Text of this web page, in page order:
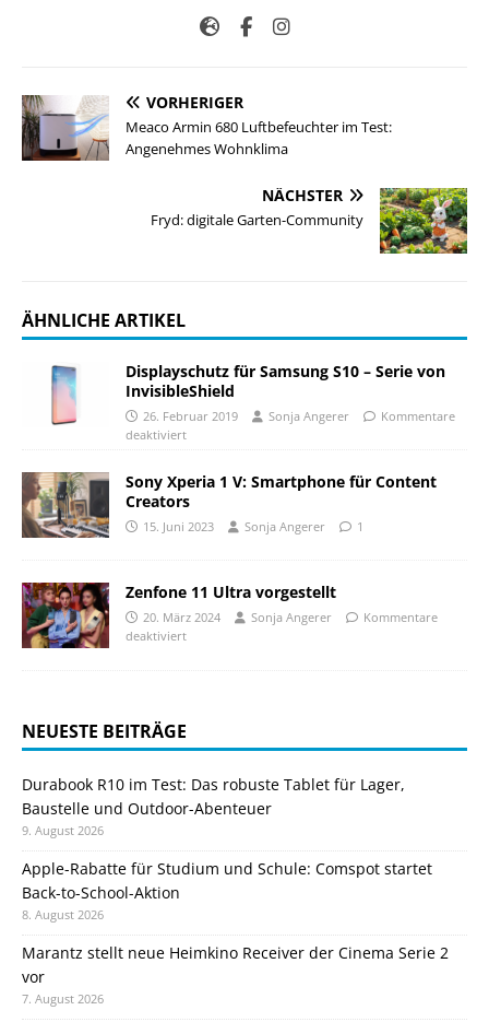
VORHERIGER
Meaco Armin 680 Luftbefeuchter im Test:
Angenehmes Wohnklima
NÄCHSTER
Fryd: digitale Garten-Community
ÄHNLICHE ARTIKEL
Displayschutz für Samsung S10 – Serie von
InvisibleShield
26. Februar 2019 Sonja Angerer
Kommentare
deaktiviert
Sony Xperia 1 V: Smartphone für Content
Creators
15. Juni 2023 Sonja Angerer 1
Zenfone 11 Ultra vorgestellt
20. März 2024 Sonja Angerer
Kommentare
deaktiviert
NEUESTE BEITRÄGE
Durabook R10 im Test: Das robuste Tablet für Lager,
Baustelle und Outdoor-Abenteuer
9. August 2026
Apple-Rabatte für Studium und Schule: Comspot startet
Back-to-School-Aktion
8. August 2026
Marantz stellt neue Heimkino Receiver der Cinema Serie 2
vor
7. August 2026